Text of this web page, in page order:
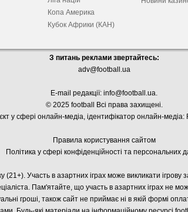
Копа Америка
Кубок Африки (КАН)
З питань реклами звертайтесь:
adv@football.ua
E-mail редакції: info@football.ua.
© 2025 football Всі права захищені.
у сфері онлайн-медіа, ідентифікатор онлайн-медіа:
Правила користування сайтом
Політика у сфері конфіденційності та персональних
Участь в азартних іграх може викликати ігрову
Пам'ятайте, що участь в азартних іграх не
гроші, також сайт не приймає ні в якій формі